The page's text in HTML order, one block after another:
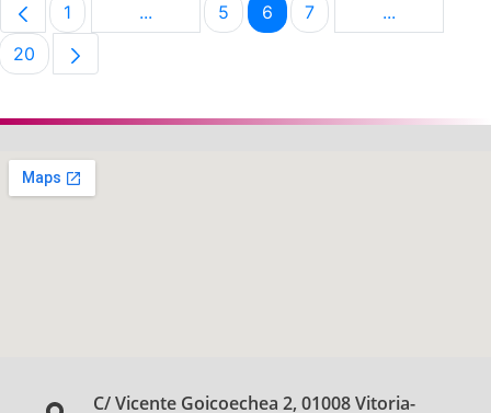
Página
1 ...Páginas intermedias Use TAB para
Página
5 Página
6 Página
7 ...Páginas
Página
20
C/ Vicente Goicoechea 2, 01008 Vitoria-